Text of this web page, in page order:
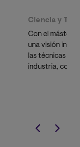
Ciencia y
Con el máster
una visión
las técnicas
industria, como